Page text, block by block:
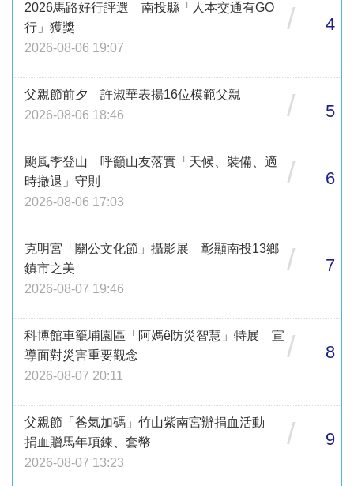
2026馬路好行評選 南投縣「人本交通有GO
行」獲獎
2026-08-06 19:07
/ 4
父親節前夕 許淑華表揚16位模範父親
2026-08-06 18:46
/ 5
颱風季登山 呼籲山友落實「天候、裝備、適
時撤退」守則
2026-08-06 17:03
/ 6
克明宮「關公文化節」攝影展 彰顯南投13鄉
鎮市之美
2026-08-07 19:46
/ 7
科博館車籠埔園區「阿媽ê防災智慧」特展 宣
導面對災害重要觀念
2026-08-07 20:11
/ 8
父親節「爸氣加碼」竹山紫南宮辦捐血活動
捐血贈馬年項鍊、套幣
2026-08-07 13:23
/ 9